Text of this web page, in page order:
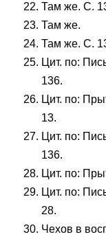
Там же. С.
Там же.
Там же. С.
Цит. по:
136.
Цит. по:
13.
Цит. по:
136.
Цит. по:
Цит. по:
28.
Чехов в